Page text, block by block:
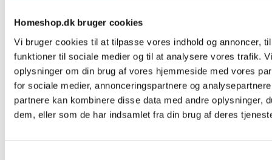
Homeshop.dk bruger cookies
Vi bruger cookies til at tilpasse vores indhold og annoncer,
funktioner til sociale medier og til at analysere vores trafik.
oplysninger om din brug af vores hjemmeside med vores
for sociale medier, annonceringspartnere og
partnere kan kombinere disse data med andre oplysninger,
dem, eller som de har indsamlet fra din brug af deres